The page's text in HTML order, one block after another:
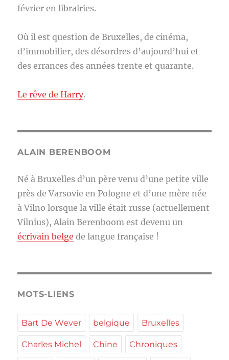
février en librairies.
Où il est question de Bruxelles, de cinéma,
d’immobilier, des désordres d’aujourd’hui et
des errances des années trente et quarante.
Le rêve de Harry.
ALAIN BERENBOOM
Né à Bruxelles d’un père venu d’une petite ville
près de Varsovie en Pologne et d’une mère née
à Vilno lorsque la ville était russe (actuellement
Vilnius), Alain Berenboom est devenu un
écrivain belge de langue française !
MOTS-LIENS
Bart De Wever belgique Bruxelles
Charles Michel Chine Chroniques